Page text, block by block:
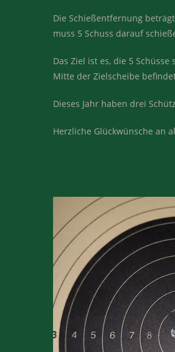
Die Schießentfernung
muss 5 Schuss darauf
Das Ziel ist es, die 5
Mitte der Zielscheibe
Dieses Jahr haben drei
Herzliche Glückwünsche an